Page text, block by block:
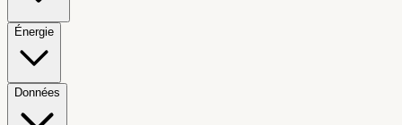
Énergie
Données